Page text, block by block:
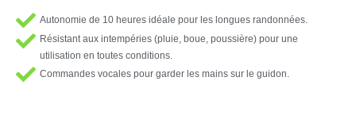
Autonomie de 10 heures idéale pour les longues randonnées.
Résistant aux intempéries (pluie, boue, poussière) pour une
utilisation en toutes conditions.
Commandes vocales pour garder les mains sur le guidon.